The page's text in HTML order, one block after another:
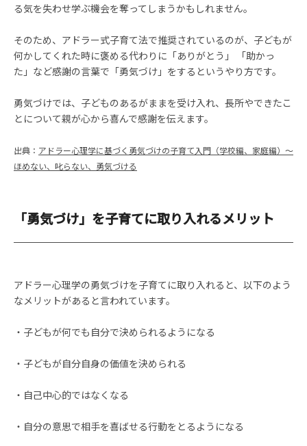
る気を失わせ学ぶ機会を奪ってしまうかもしれません。
そのため、アドラー式子育て法で推奨されているのが、子どもが
何かしてくれた時に褒める代わりに「ありがとう」 「助かっ
た」など感謝の言葉で「勇気づけ」をするというやり方です。
勇気づけでは、子どものあるがままを受け入れ、長所やできたこ
とについて親が心から喜んで感謝を伝えます。
出典： アドラー心理学に基づく勇気づけの子育て入門（学校編、家庭編）～
ほめない、叱らない、勇気づける
「勇気づけ」を子育てに取り入れるメリット
アドラー心理学の勇気づけを子育てに取り入れると、以下のよう
なメリットがあると言われています。
・子どもが何でも自分で決められるようになる
・子どもが自分自身の価値を決められる
・自己中心的ではなくなる
・自分の意思で相手を喜ばせる行動をとるようになる